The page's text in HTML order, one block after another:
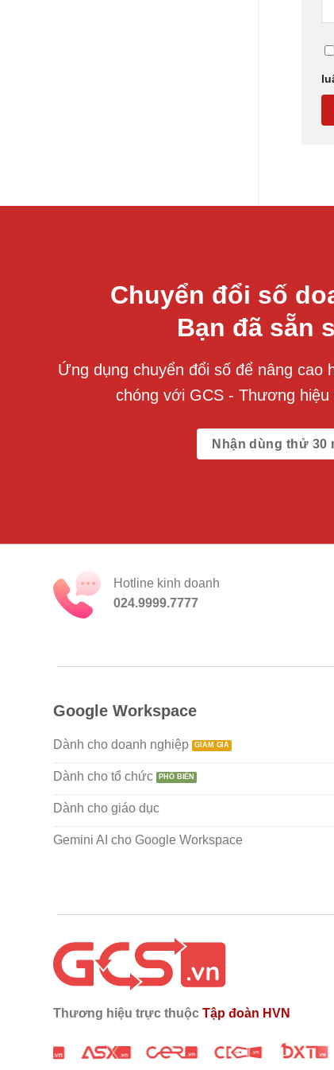
Chuyển đổi số
Bạn đã sẵn
Ứng dụng chuyển đổi số để nâng cao
chóng với GCS - Thương hiệu
Nhận dùng thử 30
Hotline kinh doanh
024.9999.7777
Google Workspace
Dành cho doanh nghiệp
Dành cho tổ chức
Dành cho giáo dục
Gemini AI cho Google Workspace
Thương hiệu trực thuộc Tập đoàn HVN